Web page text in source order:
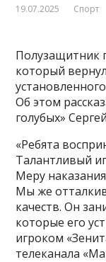
19.07.2025 Спорт
Полузащитник
который
Об этом
голубых»
«Ребята
Талантливый
Меру
Мы же
качеств. Он
которые его
игроком
телеканала